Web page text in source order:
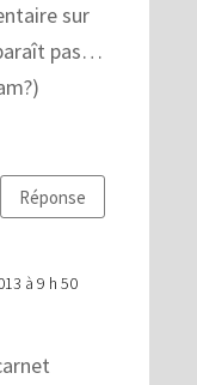
sur
pas…
Réponse
à 9 h 50